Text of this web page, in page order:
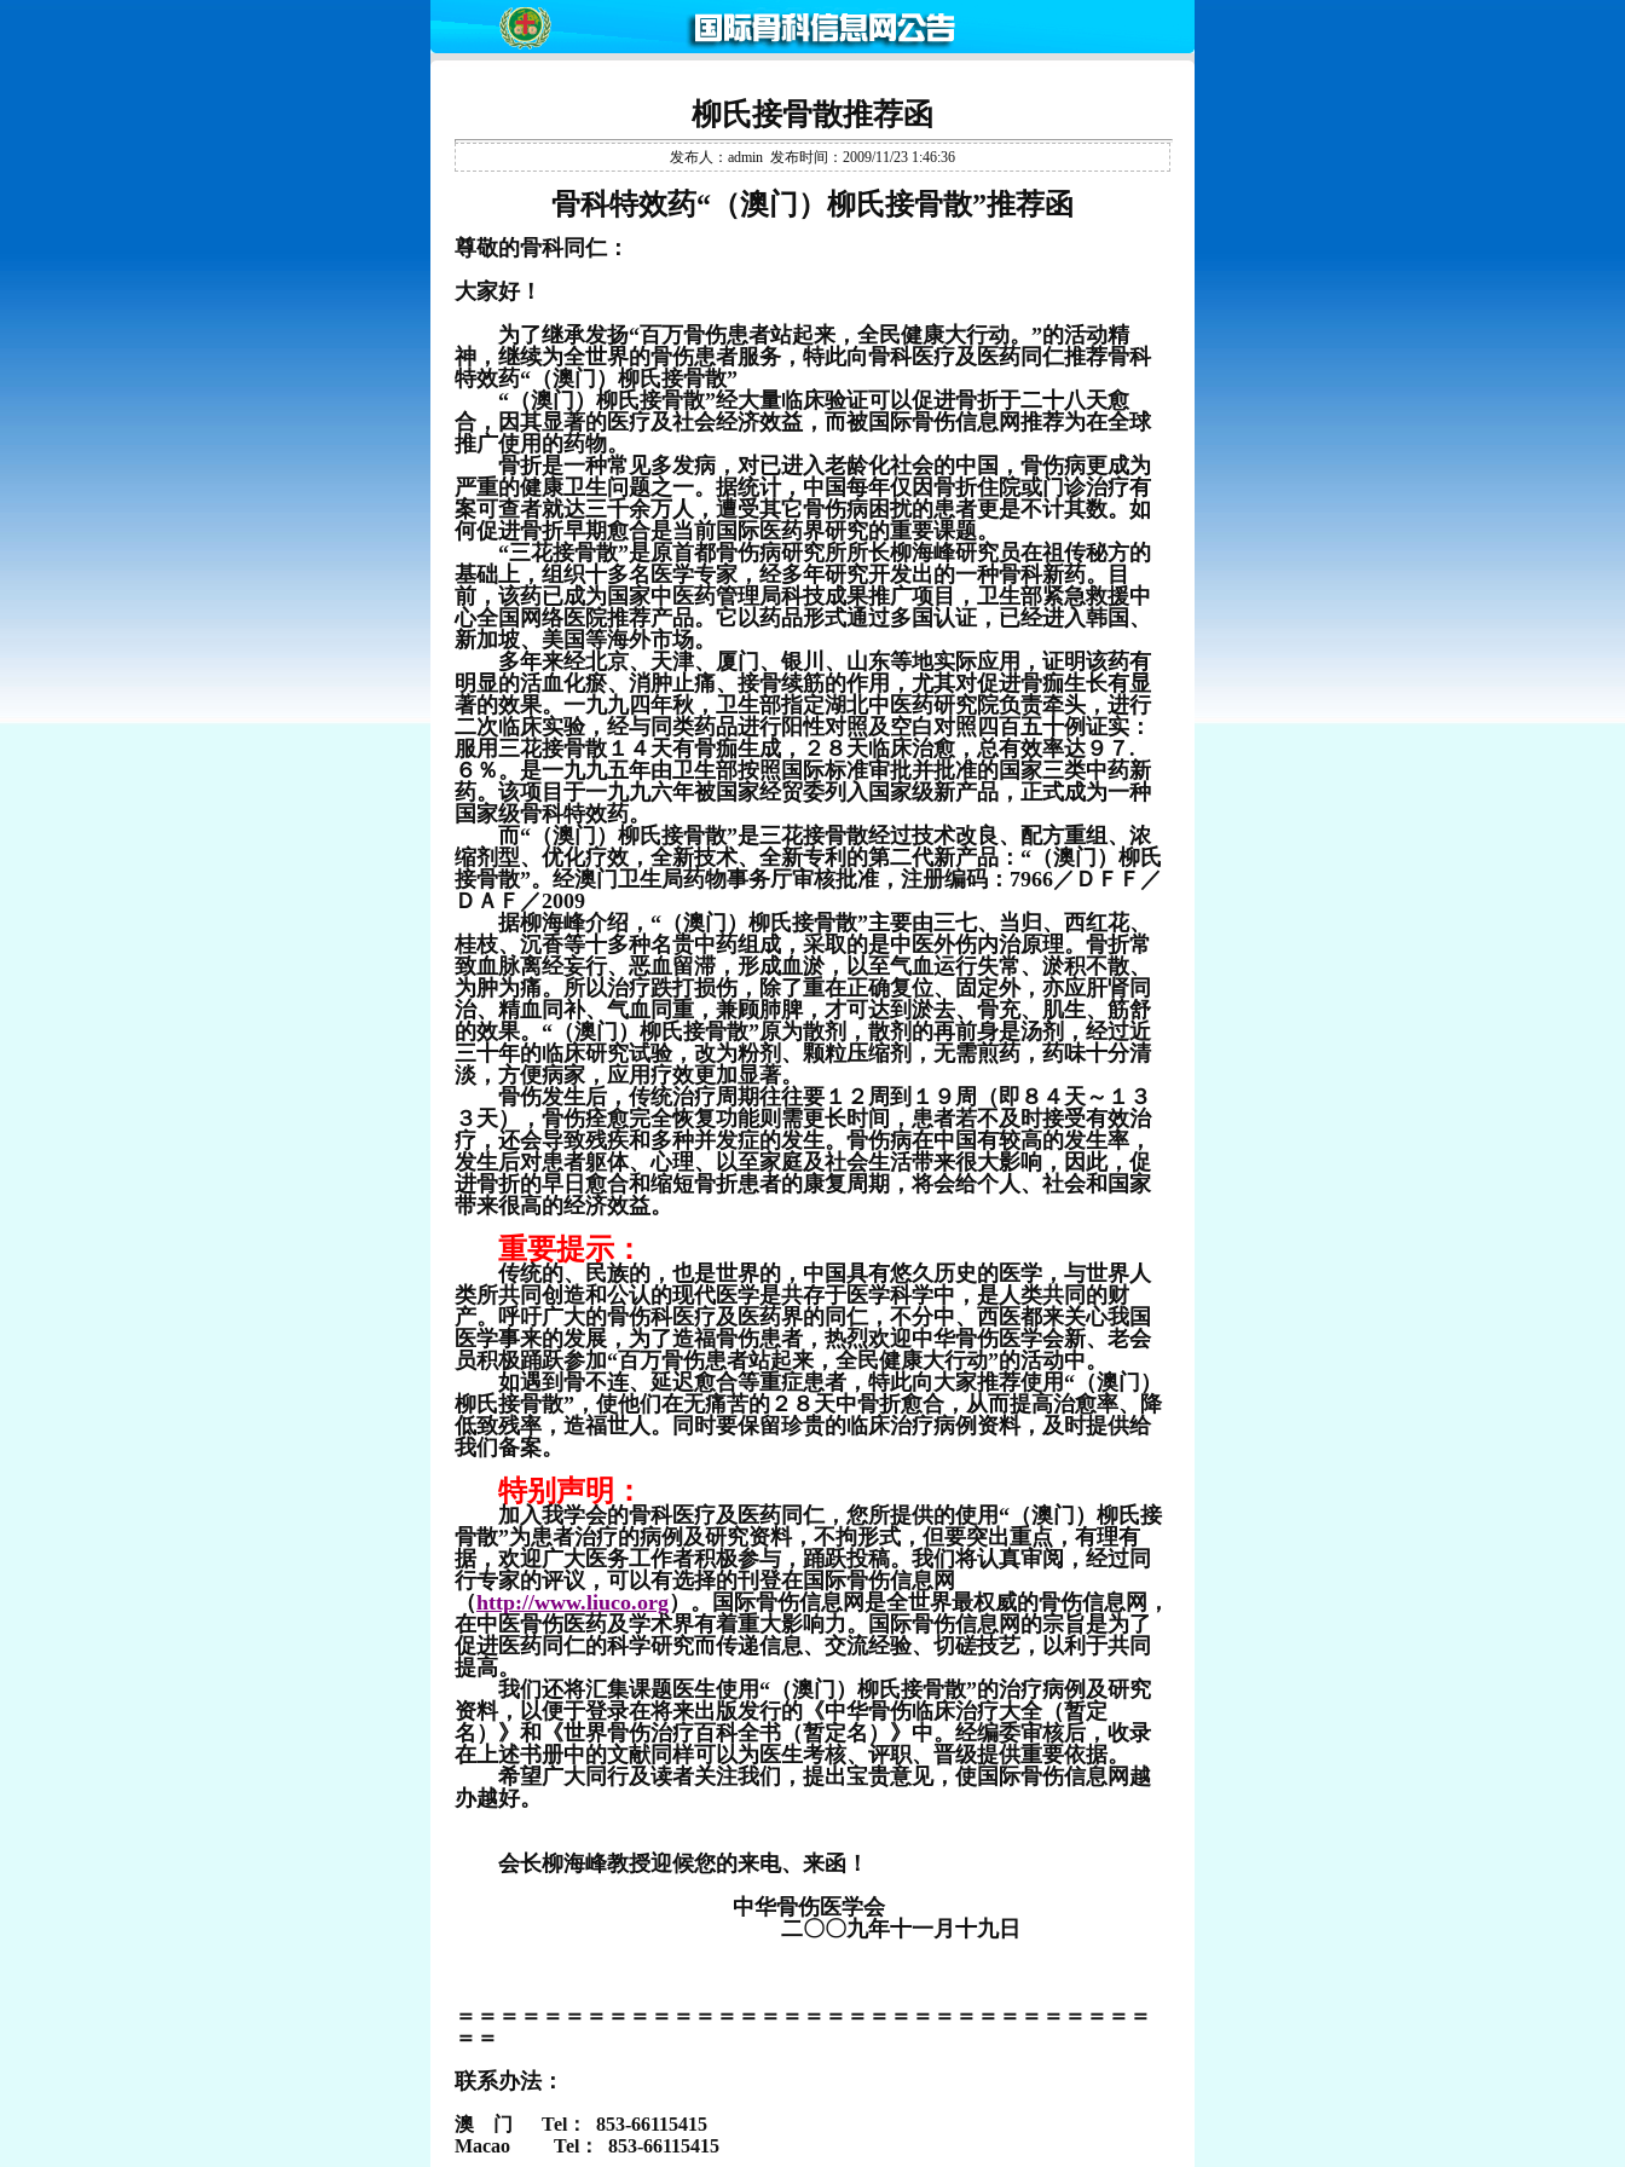
柳氏接骨散推荐函
发布人：admin 发布时间：2009/11/23 1:46:36
骨科特效药“（澳门）柳氏接骨散”推荐函
尊敬的骨科同仁：
大家好！
为了继承发扬“百万骨伤患者站起来，全民健康大行动。”的活动精
神，继续为全世界的骨伤患者服务，特此向骨科医疗及医药同仁推荐骨科
特效药“（澳门）柳氏接骨散”
“（澳门）柳氏接骨散”经大量临床验证可以促进骨折于二十八天愈
合，因其显著的医疗及社会经济效益，而被国际骨伤信息网推荐为在全球
推广使用的药物。
骨折是一种常见多发病，对已进入老龄化社会的中国，骨伤病更成为
严重的健康卫生问题之一。据统计，中国每年仅因骨折住院或门诊治疗有
案可查者就达三千余万人，遭受其它骨伤病困扰的患者更是不计其数。如
何促进骨折早期愈合是当前国际医药界研究的重要课题。
“三花接骨散”是原首都骨伤病研究所所长柳海峰研究员在祖传秘方的
基础上，组织十多名医学专家，经多年研究开发出的一种骨科新药。目
前，该药已成为国家中医药管理局科技成果推广项目，卫生部紧急救援中
心全国网络医院推荐产品。它以药品形式通过多国认证，已经进入韩国、
新加坡、美国等海外市场。
多年来经北京、天津、厦门、银川、山东等地实际应用，证明该药有
明显的活血化瘀、消肿止痛、接骨续筋的作用，尤其对促进骨痂生长有显
著的效果。一九九四年秋，卫生部指定湖北中医药研究院负责牵头，进行
二次临床实验，经与同类药品进行阳性对照及空白对照四百五十例证实：
服用三花接骨散１４天有骨痂生成，２８天临床治愈，总有效率达９７.
６％。是一九九五年由卫生部按照国际标准审批并批准的国家三类中药新
药。该项目于一九九六年被国家经贸委列入国家级新产品，正式成为一种
国家级骨科特效药。
而“（澳门）柳氏接骨散”是三花接骨散经过技术改良、配方重组、浓
缩剂型、优化疗效，全新技术、全新专利的第二代新产品：“（澳门）柳氏
接骨散”。经澳门卫生局药物事务厅审核批准，注册编码：7966／ＤＦＦ／
ＤＡＦ／2009
据柳海峰介绍，“（澳门）柳氏接骨散”主要由三七、当归、西红花、
桂枝、沉香等十多种名贵中药组成，采取的是中医外伤内治原理。骨折常
致血脉离经妄行、恶血留滞，形成血淤，以至气血运行失常、淤积不散、
为肿为痛。所以治疗跌打损伤，除了重在正确复位、固定外，亦应肝肾同
治、精血同补、气血同重，兼顾肺脾，才可达到淤去、骨充、肌生、筋舒
的效果。“（澳门）柳氏接骨散”原为散剂，散剂的再前身是汤剂，经过近
三十年的临床研究试验，改为粉剂、颗粒压缩剂，无需煎药，药味十分清
淡，方便病家，应用疗效更加显著。
骨伤发生后，传统治疗周期往往要１２周到１９周（即８４天～１３
３天），骨伤痊愈完全恢复功能则需更长时间，患者若不及时接受有效治
疗，还会导致残疾和多种并发症的发生。骨伤病在中国有较高的发生率，
发生后对患者躯体、心理、以至家庭及社会生活带来很大影响，因此，促
进骨折的早日愈合和缩短骨折患者的康复周期，将会给个人、社会和国家
带来很高的经济效益。
重要提示：
传统的、民族的，也是世界的，中国具有悠久历史的医学，与世界人
类所共同创造和公认的现代医学是共存于医学科学中，是人类共同的财
产。呼吁广大的骨伤科医疗及医药界的同仁，不分中、西医都来关心我国
医学事来的发展，为了造福骨伤患者，热烈欢迎中华骨伤医学会新、老会
员积极踊跃参加“百万骨伤患者站起来，全民健康大行动”的活动中。
如遇到骨不连、延迟愈合等重症患者，特此向大家推荐使用“（澳门）
柳氏接骨散”，使他们在无痛苦的２８天中骨折愈合，从而提高治愈率、降
低致残率，造福世人。同时要保留珍贵的临床治疗病例资料，及时提供给
我们备案。
特别声明：
加入我学会的骨科医疗及医药同仁，您所提供的使用“（澳门）柳氏接
骨散”为患者治疗的病例及研究资料，不拘形式，但要突出重点，有理有
据，欢迎广大医务工作者积极参与，踊跃投稿。我们将认真审阅，经过同
行专家的评议，可以有选择的刊登在国际骨伤信息网
（http://www.liuco.org）。国际骨伤信息网是全世界最权威的骨伤信息网，
在中医骨伤医药及学术界有着重大影响力。国际骨伤信息网的宗旨是为了
促进医药同仁的科学研究而传递信息、交流经验、切磋技艺，以利于共同
提高。
我们还将汇集课题医生使用“（澳门）柳氏接骨散”的治疗病例及研究
资料，以便于登录在将来出版发行的《中华骨伤临床治疗大全（暂定
名）》和《世界骨伤治疗百科全书（暂定名）》中。经编委审核后，收录
在上述书册中的文献同样可以为医生考核、评职、晋级提供重要依据。
希望广大同行及读者关注我们，提出宝贵意见，使国际骨伤信息网越
办越好。
会长柳海峰教授迎候您的来电、来函！
中华骨伤医学会
二〇〇九年十一月十九日
＝＝＝＝＝＝＝＝＝＝＝＝＝＝＝＝＝＝＝＝＝＝＝＝＝＝＝＝＝＝＝＝
＝＝
联系办法：
澳 门 Tel： 853-66115415
Macao Tel： 853-66115415